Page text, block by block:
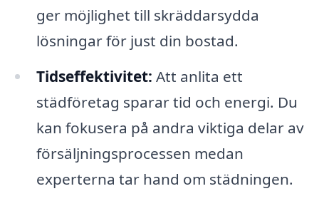
ger möjlighet till skräddarsydda
lösningar för just din bostad.
Tidseffektivitet: Att anlita ett
städföretag sparar tid och energi. Du
kan fokusera på andra viktiga delar av
försäljningsprocessen medan
experterna tar hand om städningen.